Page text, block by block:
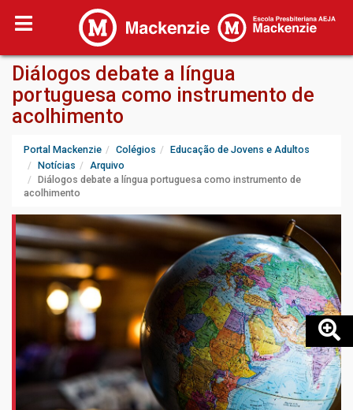
Diálogos debate a língua
portuguesa como instrumento de
acolhimento
Portal Mackenzie Colégios
Educação de Jovens e Adultos
Notícias
Arquivo
Diálogos debate a língua portuguesa como instrumento de
acolhimento